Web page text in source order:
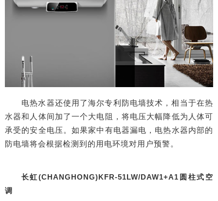
电热水器还使用了海尔专利防电墙技术，相当于在热
水器和人体间加了一个大电阻，将电压大幅降低为人体可
承受的安全电压。如果家中有电器漏电，电热水器内部的
防电墙将会根据检测到的用电环境对用户预警。
长虹(CHANGHONG)KFR-51LW/DAW1+A1圆柱式空
调